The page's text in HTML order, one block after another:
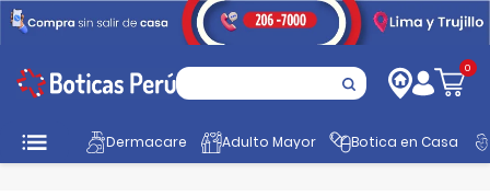
0
Dermacare Adulto Mayor Botica en Casa
Inicio Mamá y Bebé pañales Recién Nacido